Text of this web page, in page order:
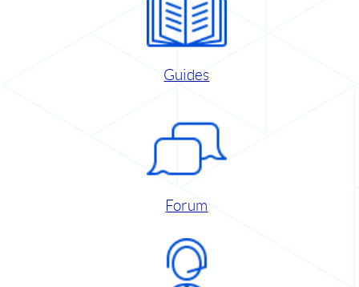
Guides
Forum